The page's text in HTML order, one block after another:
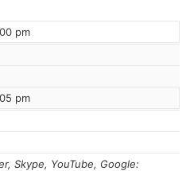
pm
pm
Skype, YouTube, Google